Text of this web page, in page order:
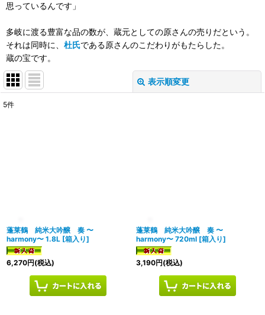
思っているんです」
多岐に渡る豊富な品の数が、蔵元としての原さんの売りだという。
それは同時に、 杜氏である原さんのこだわりがもたらした。
蔵の宝です。
表示順変更
5件
蓬莱鶴 純米大吟醸 奏 〜
harmony〜 1.8L [箱入り]
6,270円(税込)
蓬莱鶴 純米大吟醸 奏 〜
harmony〜 720ml [箱入り]
3,190円(税込)